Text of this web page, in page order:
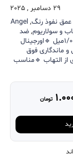
29 دسامبر , 2025
,
Angel
و سولاریوم, ضد
🔹لوسیون شکلاتی تیره 🔹۱/۰۰۰میل 🔹اورجینال
و ماندگاری فوق
از التهاب 🔹مناسب
تومان
تومان
تومان